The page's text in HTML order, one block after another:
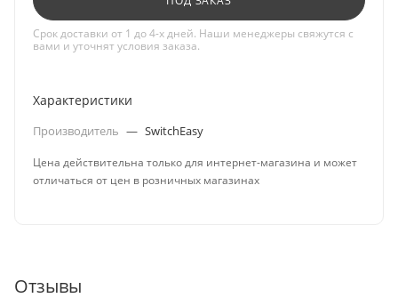
Срок доставки от 1 до 4-х дней. Наши менеджеры свяжутся с
вами и уточнят условия заказа.
Характеристики
Производитель — SwitchEasy
Цена действительна только для интернет-магазина и может
отличаться от цен в розничных магазинах
Отзывы